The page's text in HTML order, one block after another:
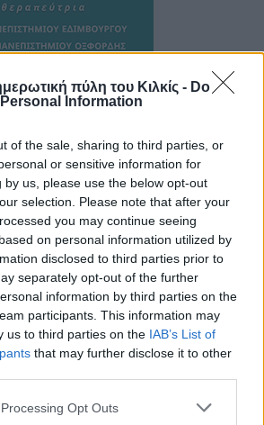
πύλη του Κιλκίς - Do
Information
of the sale, sharing to third parties, or
or sensitive information for
by us, please use the below opt-out
selection. Please note that after your
you may continue seeing
on personal information utilized by
disclosed to third parties prior to
separately opt-out of the further
information by third parties on the
participants. This information may
us to third parties on the IAB’s List of
that may further disclose it to other
Opt Outs
Εδώ Παππάς, εκεί Παππάς, που είναι
ο ΣΥΡΙΖΑ και οι Κιλκισιώτες
26-07-2026 - Κανένα σχόλιο